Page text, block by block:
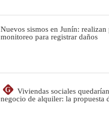
Nuevos sismos en Junín:
monitoreo para registrar daños
G
Viviendas sociales
negocio de alquiler: la propuesta